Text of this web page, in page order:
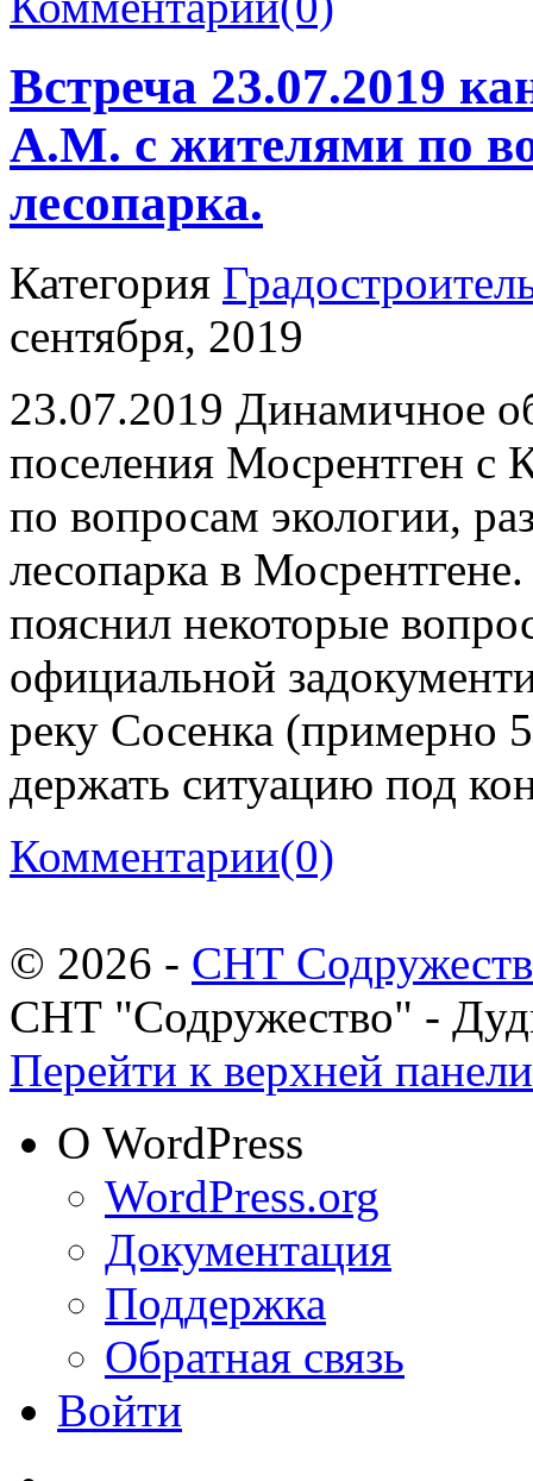
Встреча 23.07.2019
А.М. с жителями по
лесопарка.
Категория
сентября, 2019
23.07.2019 Динамичное
поселения Мосрентген
по вопросам экологии,
лесопарка в
пояснил некоторые
официальной
реку Сосенка (примерно
держать ситуацию под
Комментарии(0)
© 2026 - СНТ
СНТ "Содружество" -
Перейти к верхней панели
О WordPress
WordPress.org
Документация
Поддержка
Обратная связь
Войти